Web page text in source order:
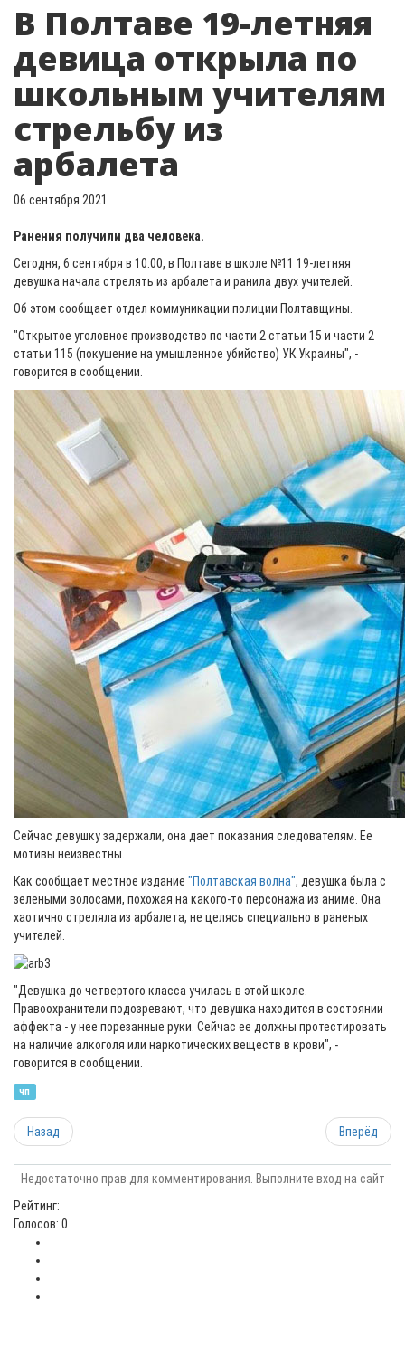
В Полтаве 19-летняя
девица открыла по
школьным учителям
стрельбу из
арбалета
06 сентября 2021
Ранения получили два человека.
Сегодня, 6 сентября в 10:00, в Полтаве в школе №11 19-летняя
девушка начала стрелять из арбалета и ранила двух учителей.
Об этом сообщает отдел коммуникации полиции Полтавщины.
"Открытое уголовное производство по части 2 статьи 15 и части 2
статьи 115 (покушение на умышленное убийство) УК Украины", -
говорится в сообщении.
Сейчас девушку задержали, она дает показания следователям. Ее
мотивы неизвестны.
Как сообщает местное издание "Полтавская волна", девушка была с
зелеными волосами, похожая на какого-то персонажа из аниме. Она
хаотично стреляла из арбалета, не целясь специально в раненых
учителей.
"Девушка до четвертого класса училась в этой школе.
Правоохранители подозревают, что девушка находится в состоянии
аффекта - у нее порезанные руки. Сейчас ее должны протестировать
на наличие алкоголя или наркотических веществ в крови", -
говорится в сообщении.
чп
Назад Вперёд
Недостаточно прав для комментирования. Выполните вход на сайт
Рейтинг:
Голосов: 0